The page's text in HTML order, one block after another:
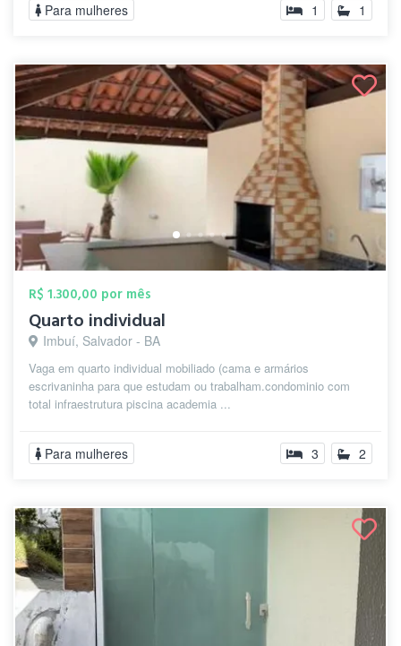
Para mulheres 1 1
R$ 1.300,00 por mês
Quarto individual
Imbuí, Salvador - BA
Vaga em quarto individual mobiliado (cama e armários
escrivaninha para que estudam ou trabalham.condominio com
total infraestrutura piscina academia ...
Para mulheres 3 2